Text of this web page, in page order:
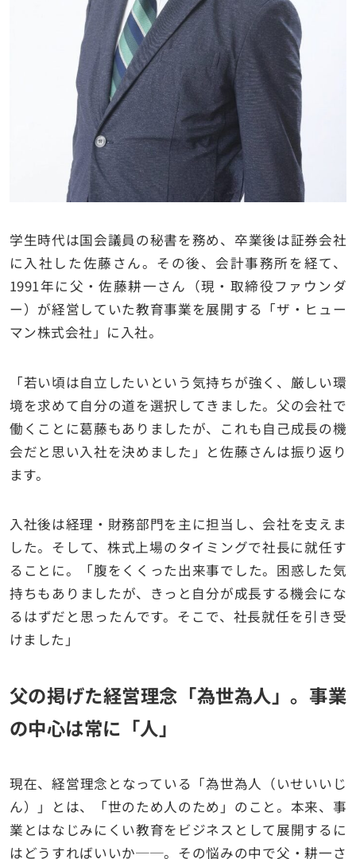
学生時代は国会議員の秘書を務め、卒業後は証券会社
に入社した佐藤さん。その後、会計事務所を経て、
1991年に父・佐藤耕一さん（現・取締役ファウンダ
ー）が経営していた教育事業を展開する「ザ・ヒュー
マン株式会社」に入社。
「若い頃は自立したいという気持ちが強く、厳しい環
境を求めて自分の道を選択してきました。父の会社で
働くことに葛藤もありましたが、これも自己成長の機
会だと思い入社を決めました」と佐藤さんは振り返り
ます。
入社後は経理・財務部門を主に担当し、会社を支えま
した。そして、株式上場のタイミングで社長に就任す
ることに。「腹をくくった出来事でした。困惑した気
持ちもありましたが、きっと自分が成長する機会にな
るはずだと思ったんです。そこで、社長就任を引き受
けました」
父の掲げた経営理念「為世為人」。事業
の中心は常に「人」
現在、経営理念となっている「為世為人（いせいいじ
ん）」とは、「世のため人のため」のこと。本来、事
業とはなじみにくい教育をビジネスとして展開するに
はどうすればいいか──。その悩みの中で父・耕一さ